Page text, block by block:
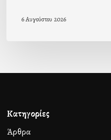
6 Αυγούστου 2026
Κατηγορίες
Άρθρα